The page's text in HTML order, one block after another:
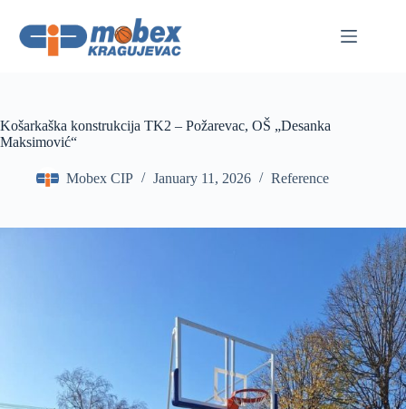
content
Košarkaška konstrukcija TK2 – Požarevac, OŠ „Desanka
Maksimović“
Mobex CIP January 11, 2026 Reference